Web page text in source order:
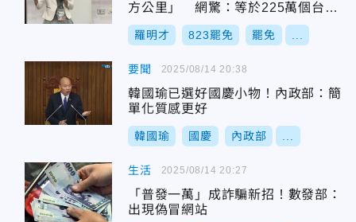
方公里」 網驚：等於225萬個台北
大巨蛋
羅明才 823罷免 罷免
要聞
韓國瑜已選好國慶小物！內政部：簡
單化質感更好
韓國瑜 國慶 內政部
2025/08/14 20:38
生活
「普發一萬」成詐騙新招！數發部：
出現偽冒網站
2025/08/14 20:27